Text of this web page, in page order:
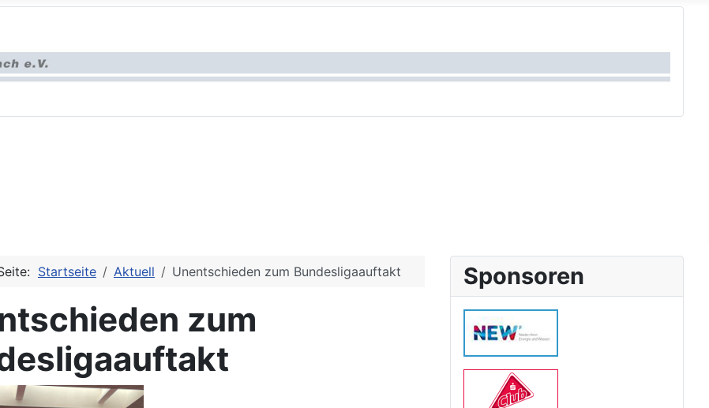
Startseite Aktuell Unentschieden zum Bundesligaauftakt
zum
Sponsoren